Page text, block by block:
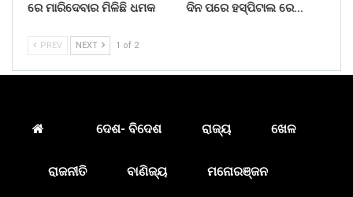
ରେ ମାରିଦେବାର ମିଳିଛି ଧମକ
ଦିନ ପରେ ହସ୍ପିଟାଲ ରେ…
PREV NEXT 1 of 2
ଦେଶ- ବିଦେଶ ରାଜ୍ୟ ଖେଳ
ରାଜନୀତି ବାଣିଜ୍ୟ ମନୋରଞ୍ଜନ